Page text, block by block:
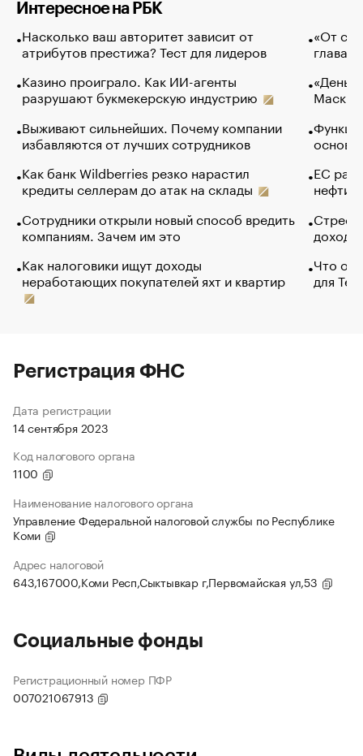
Интересное на РБК
Насколько ваш авторитет зависит от
атрибутов престижа? Тест для лидеров
Казино проиграло. Как ИИ-агенты
разрушают букмекерскую индустрию
Выживают сильнейших. Почему компании
избавляются от лучших сотрудников
Как банк Wildberries резко нарастил
кредиты селлерам до атак на склады
Сотрудники открыли новый способ вредить
компаниям. Зачем им это
Как налоговики ищут доходы
неработающих покупателей яхт и квартир
«От
глава
Маск в
основ
ЕС
нефти
Что
для
Регистрация ФНС
Дата регистрации
14 сентября 2023
Код налогового органа
1100
Наименование налогового органа
Управление Федеральной налоговой службы по Республике
Коми
Адрес налоговой
643,167000,Коми Респ,Сыктывкар г,Первомайская ул,53
Социальные фонды
Регистрационный номер ПФР
007021067913